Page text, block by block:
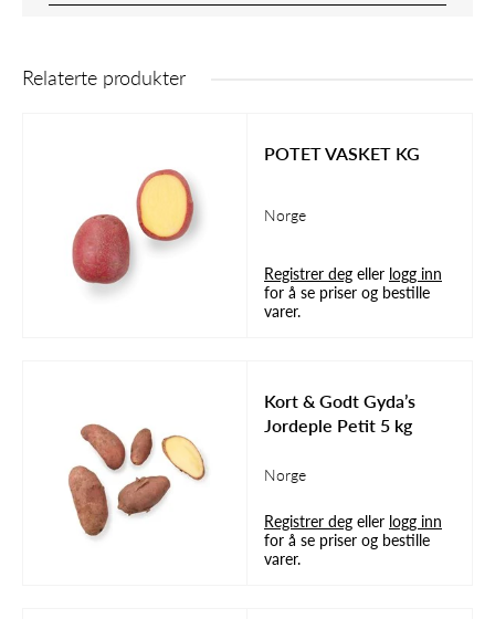
Relaterte produkter
POTET VASKET KG
Norge
Registrer deg eller logg inn
for å se priser og bestille
varer.
Kort & Godt Gyda’s
Jordeple Petit 5 kg
Norge
Registrer deg eller logg inn
for å se priser og bestille
varer.